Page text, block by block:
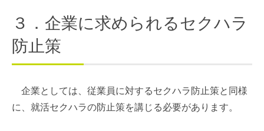
３．企業に求められるセクハラ
防止策
企業としては、従業員に対するセクハラ防止策と同様
に、就活セクハラの防止策を講じる必要があります。